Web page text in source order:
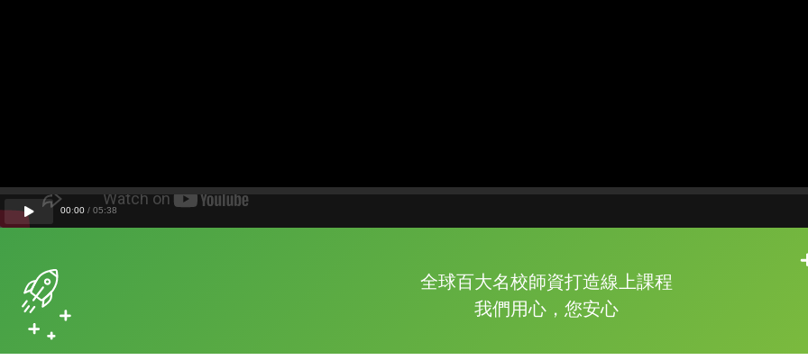
全球百大名校師資打造線上課程
我們用心，您安心
的品牌故事
00:00 / 05:38